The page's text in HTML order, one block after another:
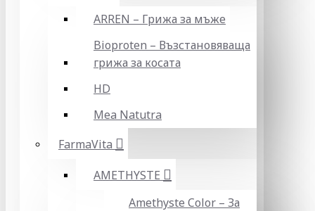
ARREN – Грижа за мъже
Bioproten – Възстановяваща
грижа за косата
HD
Mea Natutra
FarmaVita
AMETHYSTE
Amethyste Color – За